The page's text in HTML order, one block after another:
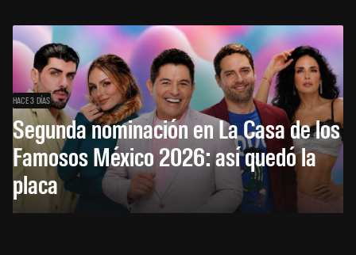
HACE 3 DÍAS
Segunda nominación en La Casa de los
Famosos México 2026: así quedó la
placa